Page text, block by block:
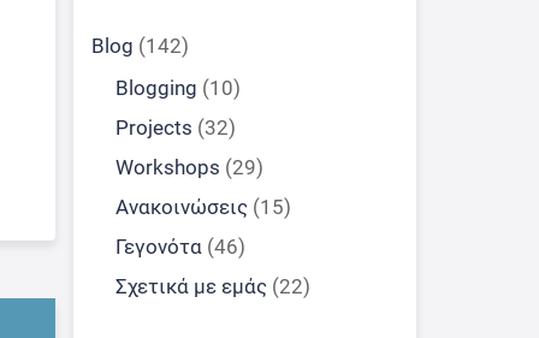
Blog (142)
Blogging (10)
Projects (32)
Workshops (29)
Ανακοινώσεις (15)
Γεγονότα (46)
Σχετικά με εμάς (22)